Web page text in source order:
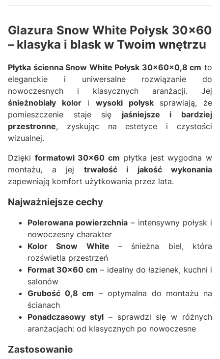
Glazura Snow White Połysk 30x60
– klasyka i blask w Twoim wnętrzu
Płytka ścienna Snow White Połysk 30x60x0,8 cm to
eleganckie i uniwersalne rozwiązanie do
nowoczesnych i klasycznych aranżacji. Jej
śnieżnobiały koloriwysoki połysksprawiają, że
pomieszczenie staje się jaśniejsze i bardziej
przestronne, zyskując na estetyce i czystości
wizualnej.
Dzięki formatowi 30x60 cm płytka jest wygodna w
montażu, a jej trwałość i jakość wykonania
zapewniają komfort użytkowania przez lata.
Najważniejsze cechy
Polerowana powierzchnia – intensywny połysk i
nowoczesny charakter
Kolor Snow White – śnieżna biel, która
rozświetla przestrzeń
Format 30x60 cm – idealny do łazienek, kuchni i
salonów
Grubość 0,8 cm – optymalna do montażu na
ścianach
Ponadczasowy styl– sprawdzi się w różnych
aranżacjach: od klasycznych po nowoczesne
Zastosowanie